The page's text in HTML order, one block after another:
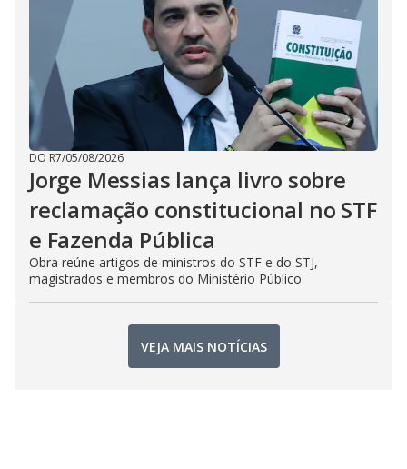
DO R7/05/08/2026
Jorge Messias lança livro sobre
reclamação constitucional no STF
e Fazenda Pública
Obra reúne artigos de ministros do STF e do STJ,
magistrados e membros do Ministério Público
VEJA MAIS NOTÍCIAS